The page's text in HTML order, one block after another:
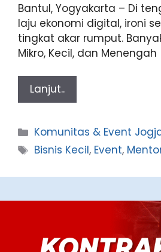
Bantul, Yogyakarta – Di
laju ekonomi digital, ironi
tingkat akar rumput.
Mikro, Kecil, dan Menengah
Lanjut..
Categories
Komunitas & Event
Tags
Bisnis Kecil, Event,